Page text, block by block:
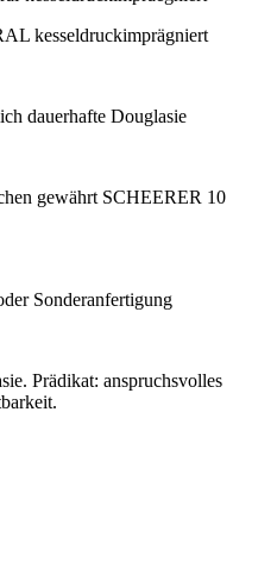
kesseldruckimprägniert
dauerhafte Douglasie
gewährt SCHEERER 10
Sonderanfertigung
Prädikat: anspruchsvolles